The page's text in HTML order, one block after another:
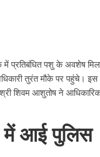
में प्रतिबंधित पशु के अवशेष
तुरंत मौके पर पहुंचे। इस
शिवम आशुतोष ने
में आई पुलिस